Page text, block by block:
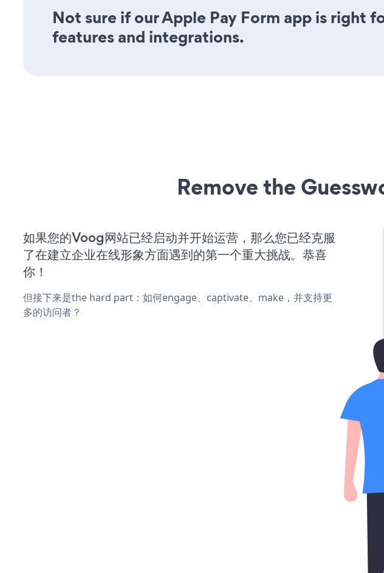
Not sure if our Apple Pay Form app is right
features and integrations.
Remove the
如果您的Voog网站已经启动并开始运营，那么您已经克服
了在建立企业在线形象方面遇到的第一个重大挑战。恭喜
你！
但接下来是the hard part：如何engage、captivate、make，并支持更
多的访问者？